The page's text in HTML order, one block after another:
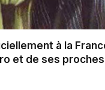
à la
et de ses proches